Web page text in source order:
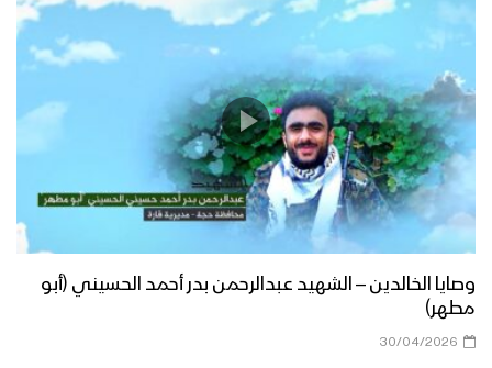
وصايا الخالدين – الشهيد عبدالرحمن بدر أحمد الحسيني (أبو
مطهر)
30/04/2026